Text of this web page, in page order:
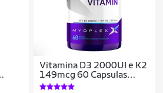
Vitamina D3 2000UI e K2
149mcg 60 Capsulas
Myoplex